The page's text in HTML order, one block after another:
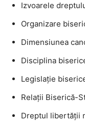
Izvoarele
Organizare
Dimensiunea
Disciplina
Legislație
Relații Biserică-
Dreptul libertății